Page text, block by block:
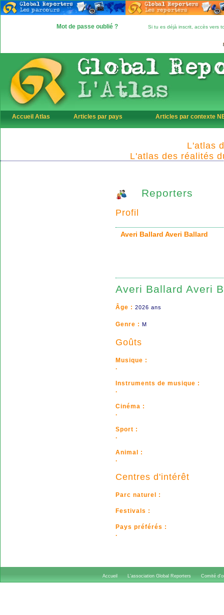
Mot de passe oublié ? Si tu es déjà inscrit, accès vers
Accueil Atlas Articles par pays Articles par contexte
L'atlas
L'atlas des réalités
Reporters
Profil
Averi Ballard Averi Ballard
Averi Ballard Averi
Âge : 2026 ans
Genre : M
Goûts
Musique :
.
Instruments de musique :
.
Cinéma :
.
Sport :
.
Animal :
.
Centres d'intérêt
Parc naturel :
Festivals :
Pays préférés :
.
Accueil L'association Global Reporters Comité